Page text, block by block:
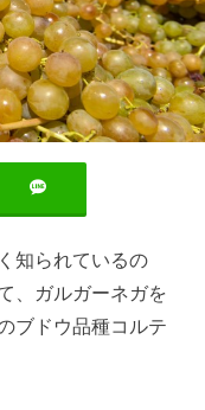
知られているの
、ガルガーネガを
ブドウ品種コルテ